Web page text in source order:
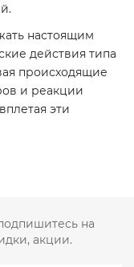
настоящим
действия типа
происходящие
и реакции
эти
на
акции.